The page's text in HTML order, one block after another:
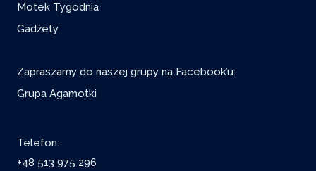
Motek Tygodnia
Gadżety
Zapraszamy do naszej grupy na Facebook’u:
Grupa Agamotki
Telefon:
+48 513 975 296